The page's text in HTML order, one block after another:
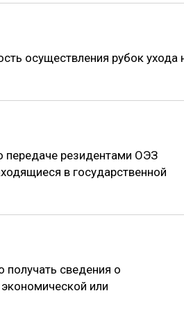
осуществления рубок ухода
передаче резидентами ОЭЗ
в государственной
получать сведения о
или